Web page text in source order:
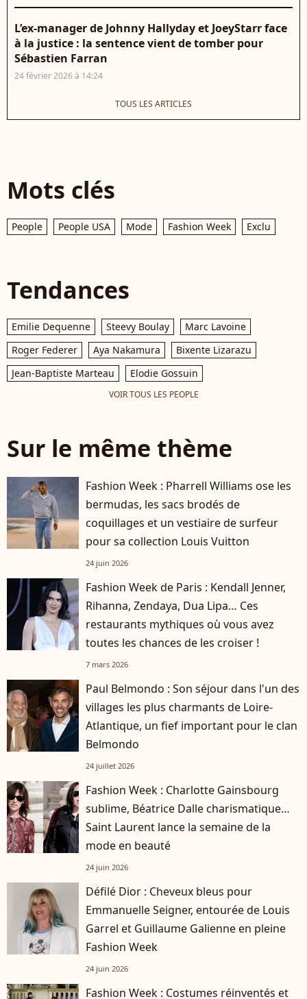
L’ex-manager de Johnny Hallyday et JoeyStarr face
à la justice : la sentence vient de tomber pour
Sébastien Farran
24 février 2026 à 14:24
TOUS LES ARTICLES
Mots clés
People People USA Mode Fashion Week Exclu
Tendances
Emilie Dequenne Steevy Boulay
Marc Lavoine
Roger Federer
Aya Nakamura
Bixente Lizarazu
Jean-Baptiste Marteau
Elodie Gossuin
VOIR TOUS LES PEOPLE
Sur le même thème
Fashion Week : Pharrell Williams ose les
bermudas, les sacs brodés de
coquillages et un vestiaire de surfeur
pour sa collection Louis Vuitton
24 juin 2026
Fashion Week de Paris : Kendall Jenner,
Rihanna, Zendaya, Dua Lipa… Ces
restaurants mythiques où vous avez
toutes les chances de les croiser !
7 mars 2026
Paul Belmondo : Son séjour dans l'un des
villages les plus charmants de Loire-
Atlantique, un fief important pour le clan
Belmondo
24 juillet 2026
Fashion Week : Charlotte Gainsbourg
sublime, Béatrice Dalle charismatique…
Saint Laurent lance la semaine de la
mode en beauté
24 juin 2026
Défilé Dior : Cheveux bleus pour
Emmanuelle Seigner, entourée de Louis
Garrel et Guillaume Galienne en pleine
Fashion Week
24 juin 2026
Fashion Week : Costumes réinventés et